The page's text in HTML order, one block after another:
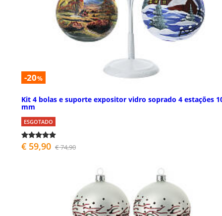
-20%
Kit 4 bolas e suporte expositor vidro soprado 4 estações
mm
ESGOTADO
€ 59,90 € 74,90